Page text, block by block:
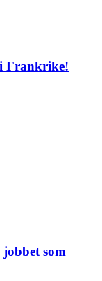
Frankrike!
som